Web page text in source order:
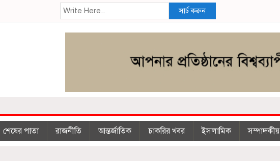
সার্চ করুন
শেষের পাতা রাজনীতি আন্তর্জাতিক চাকরির খবর ইসলা‌মিক সম্পাদকীয়